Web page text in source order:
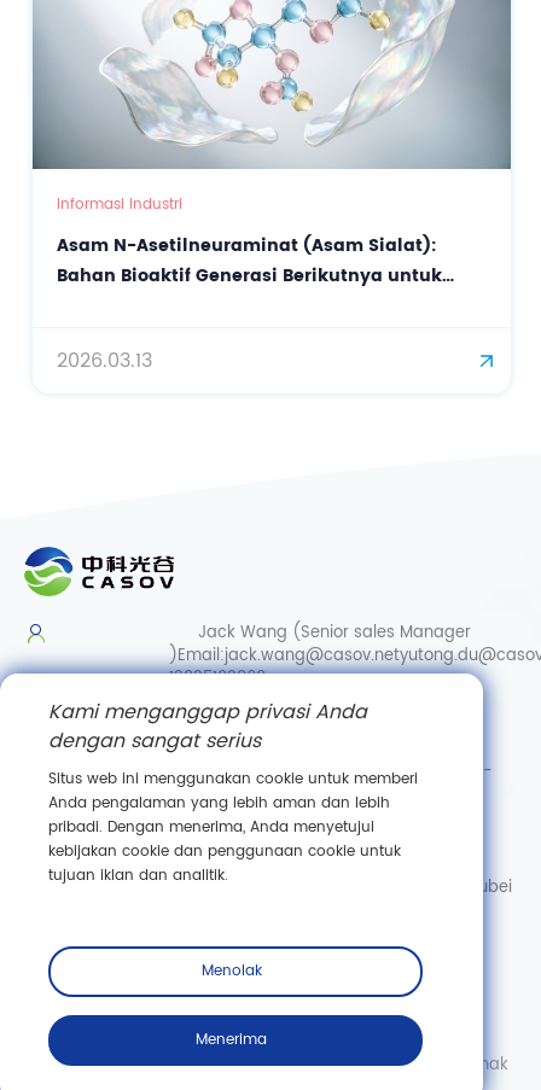
Informasi Industri
Asam N-Asetilneuraminat (Asam Sialat):
Bahan Bioaktif Generasi Berikutnya untuk
2026.03.13
Jack Wang (Senior sales Manager
)Email:jack.wang@casov.net
13035103869
Services & Suggestions
Email:info@casovbio.net
Direct/Wechat:
0086-
15307143249
Wuhan Synthetic Biology Innovation Hub
No. 89, Gaokeyuan 3rd Road,
Donghu New Technology Development Zone, Wuhan, Hubei
Berlangganan
Hak Cipta © Wuhan Casov Green Biotech Co., Ltd. Semua hak
Kami menganggap privasi Anda
dengan sangat serius
Situs web ini menggunakan cookie untuk memberi
Anda pengalaman yang lebih aman dan lebih
pribadi. Dengan menerima, Anda menyetujui
kebijakan cookie dan penggunaan cookie untuk
tujuan iklan dan analitik.
Menolak
Menerima